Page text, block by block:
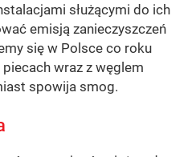
służącymi do ich
emisją zanieczyszczeń
się w Polsce co roku
wraz z węglem
spowija smog.